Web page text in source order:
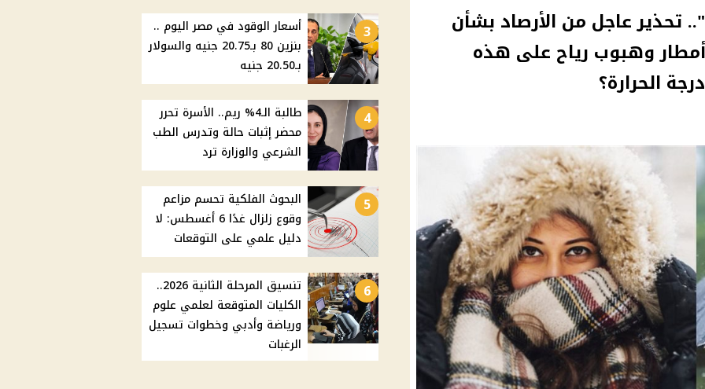
تحذير عاجل من الأرصاد بشأن
وهبوب رياح على هذه
الحرارة؟
3
أسعار الوقود في مصر اليوم ..
بنزين 80 بـ20.75 جنيه والسولار
بـ20.50 جنيه
4
طالبة الـ4% ريم.. الأسرة تحرر
محضر إثبات حالة وتدرس الطب
الشرعي والوزارة ترد
5
البحوث الفلكية تحسم مزاعم
وقوع زلزال غدًا 6 أغسطس: لا
دليل علمي على التوقعات
6
تنسيق المرحلة الثانية 2026..
الكليات المتوقعة لعلمي علوم
ورياضة وأدبي وخطوات تسجيل
الرغبات